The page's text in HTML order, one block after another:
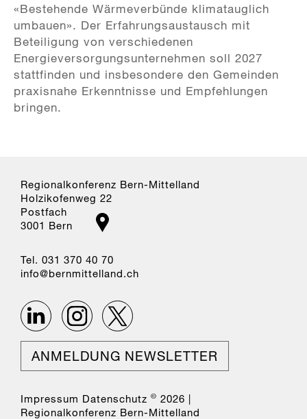
«Bestehende Wärmeverbünde klimatauglich
umbauen». Der Erfahrungsaustausch mit
Beteiligung von verschiedenen
Energieversorgungsunternehmen soll 2027
stattfinden und insbesondere den Gemeinden
praxisnahe Erkenntnisse und Empfehlungen
bringen.
Regionalkonferenz Bern-Mittelland
Holzikofenweg 22
Postfach
3001 Bern
Tel. 031 370 40 70
nf
b rnm tt ll nd ch
ANMELDUNG NEWSLETTER
Impressum Datenschutz © 2026 |
Regionalkonferenz Bern-Mittelland